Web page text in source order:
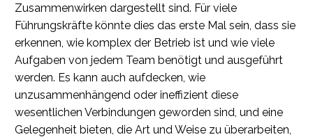
Zusammenwirken dargestellt sind. Für viele
Führungskräfte könnte dies das erste Mal sein, dass sie
erkennen, wie komplex der Betrieb ist und wie viele
Aufgaben von jedem Team benötigt und ausgeführt
werden. Es kann auch aufdecken, wie
unzusammenhängend oder ineffizient diese
wesentlichen Verbindungen geworden sind, und eine
Gelegenheit bieten, die Art und Weise zu überarbeiten,